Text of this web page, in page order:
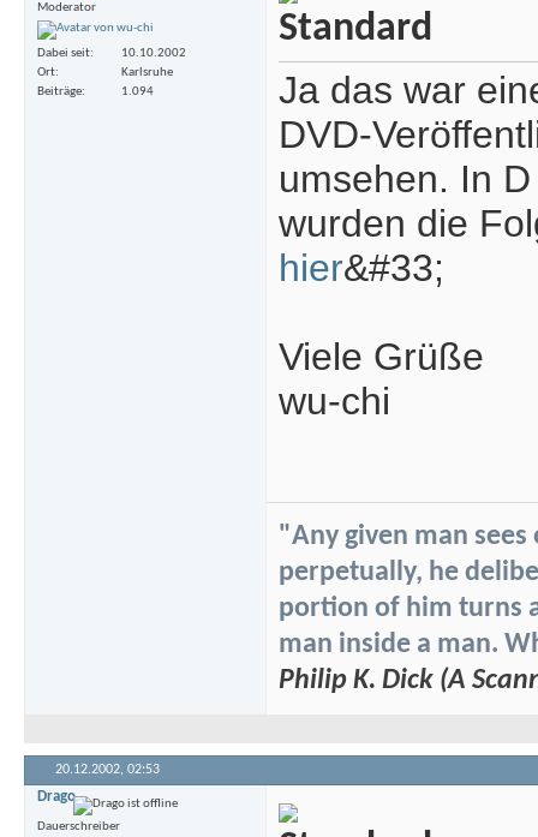
Moderator
Dabei seit
10.10.2002
Ort
Karlsruhe
Beiträge
1.094
Ja das war
DVD-
umsehen. In
wurden die
hier&#33;
Viele Grüße
wu-chi
"Any given man
perpetually, he
portion of him turns
man inside a man.
Philip K. Dick (A
20.12.2002, 02:53
Drago
Dauerschreiber